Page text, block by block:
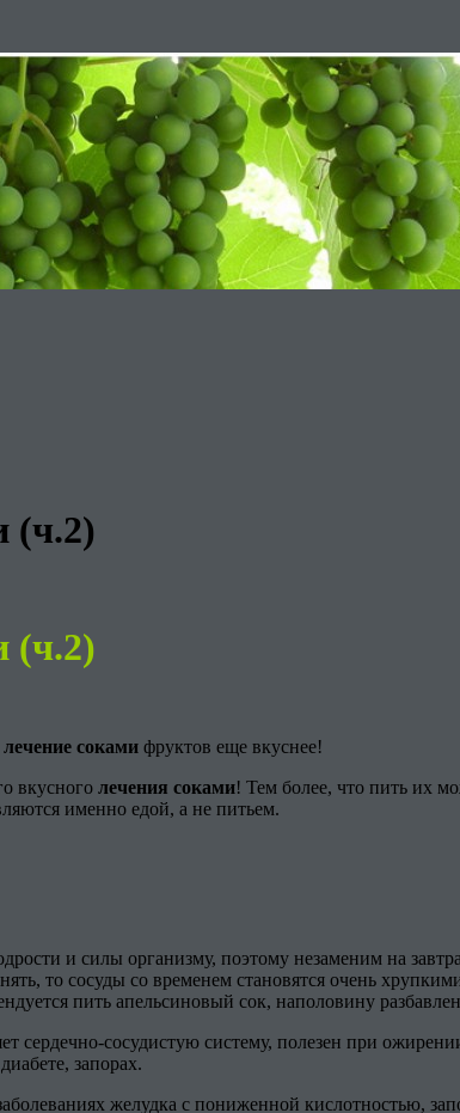
(ч.2)
(ч.2)
лечение соками фруктов еще вкуснее!
вкусного лечения соками! Тем более, что пить их
именно едой, а не питьем.
и силы организму, поэтому незаменим на
то сосуды со временем становятся очень
пить апельсиновый сок, наполовину
сердечно-сосудистую систему, полезен при
запорах.
желудка с пониженной кислотностью,